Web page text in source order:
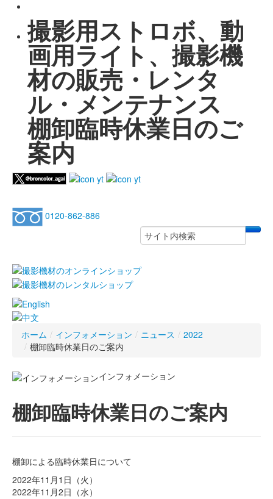
撮影用ストロボ、動
画用ライト、撮影機
材の販売・レンタ
ル・メンテナンス
棚卸臨時休業日のご
案内
0120-862-886
ホーム / インフォメーション / ニュース / 2022
/ 棚卸臨時休業日のご案内
インフォメーション
棚卸臨時休業日のご案内
棚卸による臨時休業日について
2022年11 月 1 日（火）
2022年11 月2日（水）